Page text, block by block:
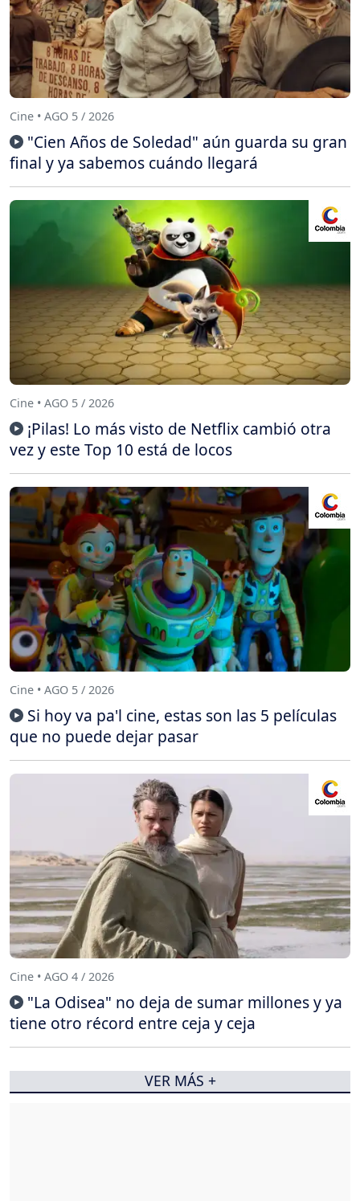
Cine • AGO 5 / 2026
"Cien Años de Soledad" aún guarda su gran
final y ya sabemos cuándo llegará
Cine • AGO 5 / 2026
¡Pilas! Lo más visto de Netflix cambió otra
vez y este Top 10 está de locos
Cine • AGO 5 / 2026
Si hoy va pa'l cine, estas son las 5 películas
que no puede dejar pasar
Cine • AGO 4 / 2026
"La Odisea" no deja de sumar millones y ya
tiene otro récord entre ceja y ceja
VER MÁS +